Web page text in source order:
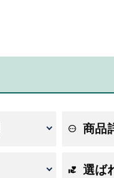
商品
選ば